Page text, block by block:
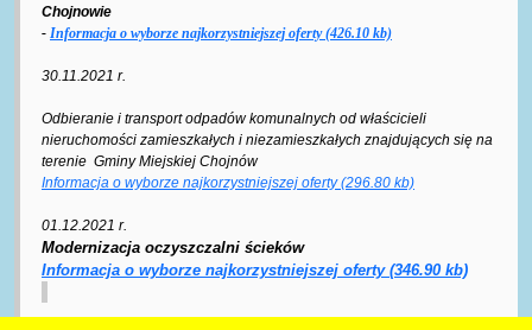
Chojnowie
- Informacja o wyborze najkorzystniejszej oferty (426.10 kb)
30.11.2021 r.
Odbieranie i transport odpadów komunalnych od właścicieli
nieruchomości zamieszkałych i niezamieszkałych znajdujących się na
terenie Gminy Miejskiej Chojnów
Informacja o wyborze najkorzystniejszej oferty (296.80 kb)
01.12.2021 r.
Modernizacja oczyszczalni ścieków
Informacja o wyborze najkorzystniejszej oferty (346.90 kb)